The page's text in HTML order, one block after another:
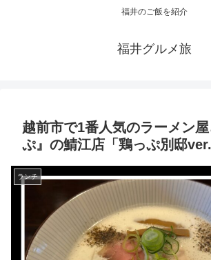
福井のご飯を紹介
福井グルメ旅
越前市で1番人気のラーメン
ぷ』の鯖江店「鶏っぷ別邸ver.
ランチ